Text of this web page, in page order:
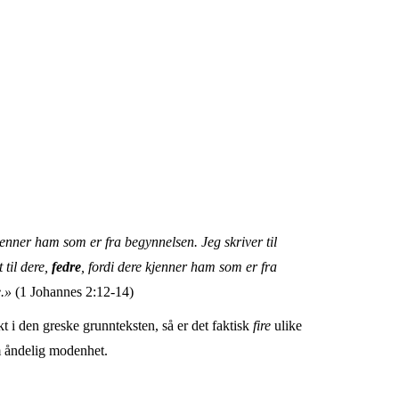
ham som er fra begynnelsen. Jeg skriver til
til dere, fedre , fordi dere kjenner ham som er fra
(1 Johannes 2:12-14)
i den greske grunnteksten, så er det faktisk fire ulike
modenhet.